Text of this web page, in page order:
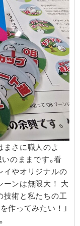
まさに職人のよ
のままです。看
イやオリジナルの
ーンは無限大！ ​大
技術と私たちの工
作ってみたい！」